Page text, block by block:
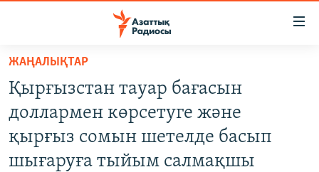
Skip
main
content
to
main
САЯСАТ
AZATTYQTV
ЖАҢАЛЫҚТАР
Қырғызстан тауар бағасын
доллармен көрсетуге және
қырғыз сомын шетелде басып
шығаруға тыйым салмақшы